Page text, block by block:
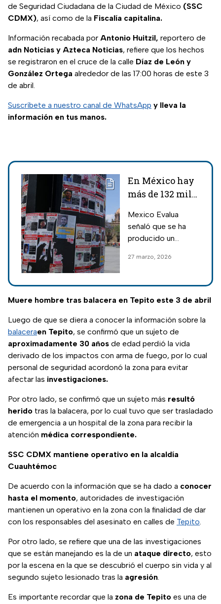
de Seguridad Ciudadana de la Ciudad de México (SSC
CDMX), así como de la Fiscalía capitalina.
Información recabada por Antonio Huitzil, reportero de
adn Noticias y Azteca Noticias, refiere que los hechos
se registraron en el cruce de la calle Díaz de León y
González Ortega alrededor de las 17:00 horas de este 3
de abril.
Suscríbete a nuestro canal de WhatsApp y lleva la
información en tus manos.
En México hay
más de 132 mil
desaparecidas;
36% sin datos
búsqueda
Mexico Evalua
señaló que se ha
producido un
en las
última década,
consecuencia del
crimen organizado.
27 marzo, 2026
Muere hombre tras balacera en Tepito este 3 de abril
Luego de que se diera a conocer la información sobre la
balaceraen Tepito, se confirmó que un sujeto de
aproximadamente 30 años de edad perdió la vida
derivado de los impactos con arma de fuego, por lo cual
personal de seguridad acordonó la zona para evitar
afectar las investigaciones.
Por otro lado, se confirmó que un sujeto más resultó
herido tras la balacera, por lo cual tuvo que ser trasladado
de emergencia a un hospital de la zona para recibir la
atención médica correspondiente.
SSC CDMX mantiene operativo en la alcaldía
Cuauhtémoc
De acuerdo con la información que se ha dado a conocer
hasta el momento, autoridades de investigación
mantienen un operativo en la zona con la finalidad de dar
con los responsables del asesinato en calles de Tepito.
Por otro lado, se refiere que una de las investigaciones
que se están manejando es la de un ataque directo, esto
por la escena en la que se descubrió el cuerpo sin vida y al
segundo sujeto lesionado tras la agresión.
Es importante recordar que la zona de Tepito es una de